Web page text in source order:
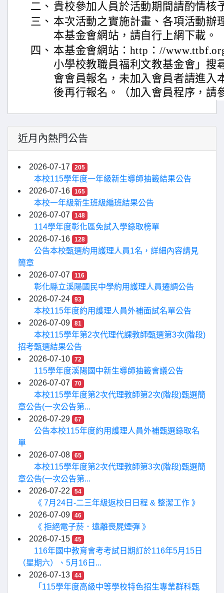
二、 貴校參加人員於活動期間請酌情核
三、 本次活動之實施計畫、各項活動辦
本基金會網站，請自行上網下載。
四、 本基金會網站：http：//
小學校教職員福利文教基金會」搜
會會員報名，未加入會員者請進入
後再行報名。（加入會員程序，請
近月內熱門公告
2026-07-17 205
本校115學年度一年級新生導師抽籤結果公告
2026-07-16
165
本校一年級新生班級編班結果公告
2026-07-07
148
114學年度彰化區免試入學錄取榜單
2026-07-16
128
公告本校甄選約用護理人員1名，詳細內容請見
簡章
2026-07-07
116
彰化縣立溪陽國民中學約用護理人員遷調公告
2026-07-24
93
本校115年度約用護理人員外補面試名單公告
2026-07-09
81
本校115學年第2次代理代課教師甄選第3次(階段)
招考甄選結果公告
2026-07-10
72
115學年度溪陽國中新生導師抽籤會議公告
2026-07-07
70
本校115學年度第2次代理教師第2次(階段)甄選簡
章公告(一次公告第...
2026-07-29
67
公告本校115年度約用護理人員外補甄選錄取名
單
2026-07-08
65
本校115學年度第2次代理教師第3次(階段)甄選簡
章公告(一次公告第...
2026-07-22
54
《 7月24日-二三年級返校日日程 & 整潔工作 》
2026-07-09
46
《 拒絕電子菸．遠離喪屍煙彈 》
2026-07-15
45
116年國中教育會考考試日期訂於116年5月15日
（星期六）、5月16日...
2026-07-13
44
「115學年度高級中等學校特色招生專業群科甄